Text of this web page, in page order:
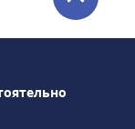
и др.